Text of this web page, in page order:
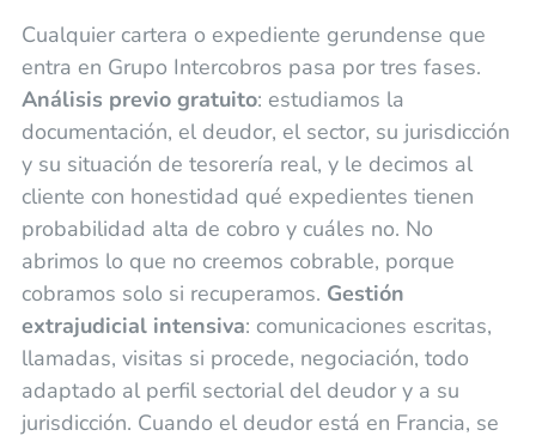
Cualquier cartera o expediente gerundense que
entra en Grupo Intercobros pasa por tres fases.
Análisis previo gratuito: estudiamos la
documentación, el deudor, el sector, su jurisdicción
y su situación de tesorería real, y le decimos al
cliente con honestidad qué expedientes tienen
probabilidad alta de cobro y cuáles no. No
abrimos lo que no creemos cobrable, porque
cobramos solo si recuperamos. Gestión
extrajudicial intensiva: comunicaciones escritas,
llamadas, visitas si procede, negociación, todo
adaptado al perfil sectorial del deudor y a su
jurisdicción. Cuando el deudor está en Francia, se